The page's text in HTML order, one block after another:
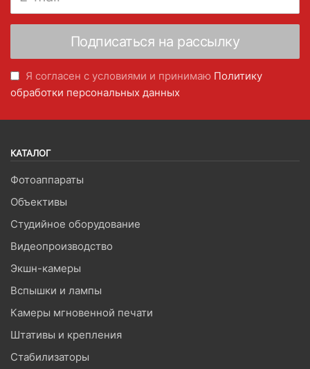
Я согласен с условиями и принимаю Политику
обработки персональных данных
КАТАЛОГ
Фотоаппараты
Объективы
Студийное оборудование
Видеопроизводство
Экшн-камеры
Вспышки и лампы
Камеры мгновенной печати
Штативы и крепления
Стабилизаторы